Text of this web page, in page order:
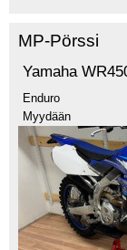
MP-Pörssi
Yamaha
Enduro
Myydään